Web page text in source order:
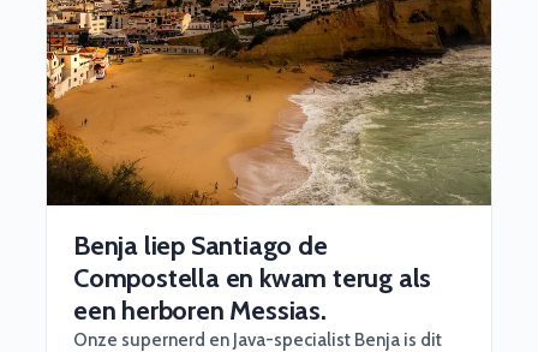
ontwikkelaar nog gemakkelijker maken.
Benja liep Santiago de
Compostella en kwam terug als
een herboren Messias.
Onze supernerd en Java-specialist Benja is dit